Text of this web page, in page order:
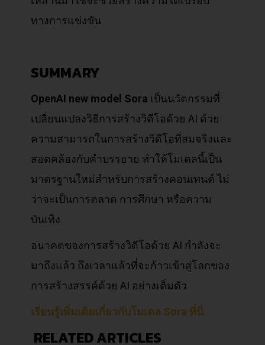
ทางการแข่งขัน
SUMMARY
OpenAI new model Sora เป็นนวัตกรรมที่
เปลี่ยนแปลงวิธีการสร้างวิดีโอด้วย AI ด้วย
ความสามารถในการสร้างวิดีโอที่สมจริงและ
สอดคล้องกับคำบรรยาย ทำให้โมเดลนี้เป็น
มาตรฐานใหม่สำหรับการสร้างคอนเทนต์ ไม่
ว่าจะเป็นการตลาด การศึกษา หรือความ
บันเทิง
อนาคตของการสร้างวิดีโอด้วย AI กำลังจะ
มาถึงแล้ว ถึงเวลาแล้วที่จะก้าวเข้าสู่โลกของ
การสร้างสรรค์ด้วย AI อย่างเต็มตัว
เรียนรู้เพิ่มเติมเกี่ยวกับโมเดล Sora ที่นี่
RELATED ARTICLES